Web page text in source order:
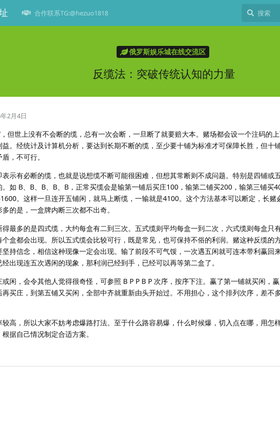
合作联系TG:@hezuo1818
俄罗斯娱乐城在线交流区
反缆法：突破传统认知的力量
2月4日
但世上没有不会断的缆，总有一次会断，一旦断了就要赔大本。赌场都会设一个注码的上
。经统计及计算机分析，要达到长期不断的缆，至少要十铺为标准才可保障长胜，但十
，不可行。
示有必断的缆，也就是说想缆不断可能很困难，但想其常断则不成问题。特别是四铺或
如 B、B、B、B、B，正常买缆会是输第一铺后买庄100，输第二铺买200，输第三铺买
。这样一旦连开五铺闲，就马上断缆，一输就是4100。这个方法基本可以断定，长赌
的是，一盒牌内断三次都不出奇。
最多的是四式缆，大约每盒有二到三次。五式缆则平均每盒一到二次，六式缆则每盒只
盒都会出现。所以五式缆会比较可行，既是常见，也可保持不俗的利润。赌这种反缆的
持信念，相信这种现像一定会出现。输了前段不可气馁，一次遇五闲就可连本带利赢回
出现连五次遇闲的现象，那利润已经到手，已经可以再等第二盒了。
闲，会令其他人觉得很奇怪，可参照 B P P B P 次序，按序下注。赢了第一铺就买闲，
买庄，到第五铺又买闲，全部中齐就重新由头开始过。不用担心，这个排列次序，差不
高，所以大家不妨考虑爆路打法。至于什么路容易爆，什么时候爆，切入点在哪，用怎
据自己情况制定合适方案。